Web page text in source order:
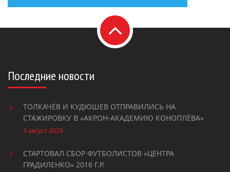
Последние новости
ТОЛКАЧЁВ И КУДЮШЕВ ОТПРАВИЛИСЬ НА
СТАЖИРОВКУ В «АКРОН-АКАДЕМИЮ КОНОПЛËВА»
4 август 2026
СТАРТОВАЛ СБОР ФУТБОЛИСТОВ «ЦЕНТРА
ГРАДИЛЕНКО» 2016 Г.Р.